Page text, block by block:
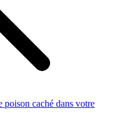
poison caché dans votre